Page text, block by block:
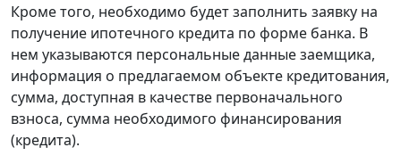
Кроме того, необходимо будет заполнить заявку на
получение ипотечного кредита по форме банка. В
нем указываются персональные данные заемщика,
информация о предлагаемом объекте кредитования,
сумма, доступная в качестве первоначального
взноса, сумма необходимого финансирования
(кредита).